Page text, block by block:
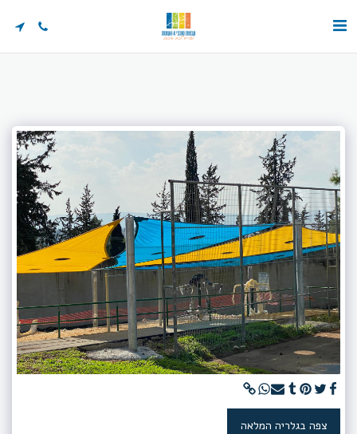
צפה בגלריה המלאה